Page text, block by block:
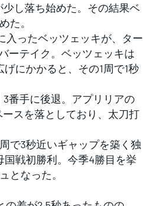
し落ち始めた。その結果ベ
た。
入ったベッツェッキが、ター
ーテイク。ベッツェッキは
にかかると、その1周で1秒
番手に後退。アプリリアの
スを落としており、太刀打
で3秒近いギャップを築く独
戦初勝利。今季4勝目を挙
となった。